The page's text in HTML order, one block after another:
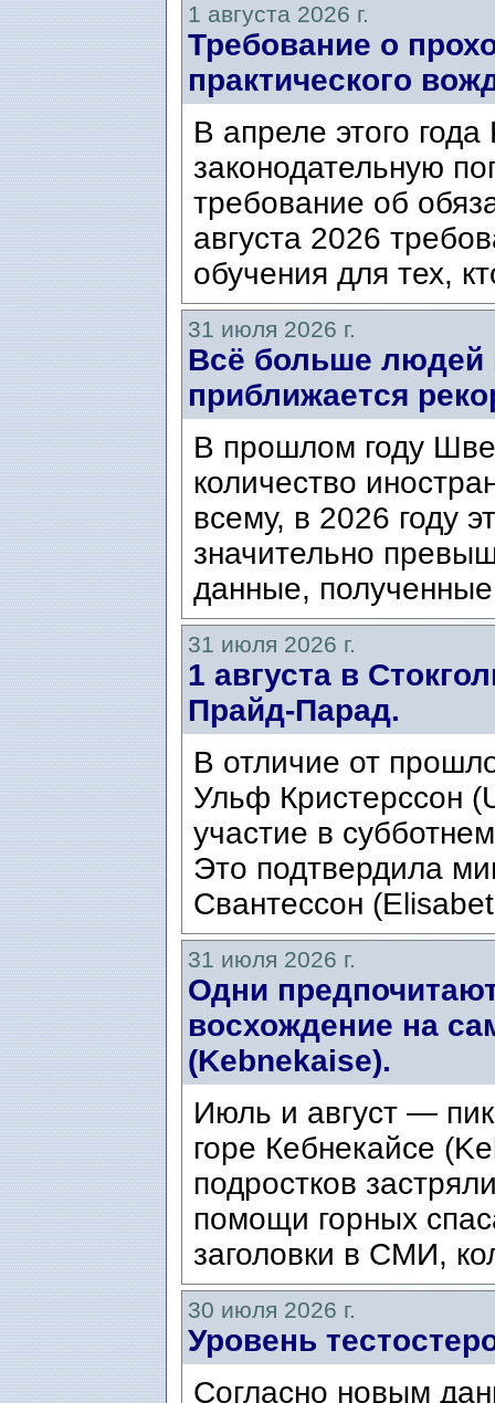
1 августа 2026 г.
Требование о
практического
В апреле этого
законодательную
требование об
августа 2026
обучения для тех,
31 июля 2026 г.
Всё больше
приближается
В прошлом году
количество
всему, в 2026 году
значительно
данные,
31 июля 2026 г.
1 августа в
Прайд-Парад.
В отличие от
Ульф Кристерссон
участие в
Это подтвердила
Свантессон
31 июля 2026 г.
Одни
восхождение на
(Kebnekaise).
Июль и август — пик
горе Кебнекайсе
подростков
помощи горных
заголовки в СМИ,
30 июля 2026 г.
Уровень
Согласно новым